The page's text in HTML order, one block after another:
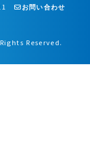
お問い合わせ
Reserved.